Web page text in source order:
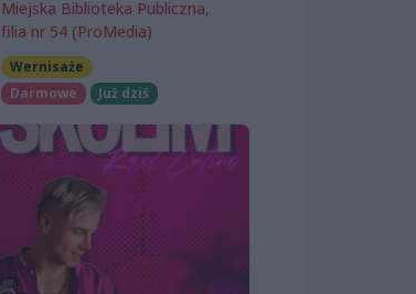
Miejska Biblioteka Publiczna,
filia nr 54 (ProMedia)
Wernisaże
Darmowe
Już dziś